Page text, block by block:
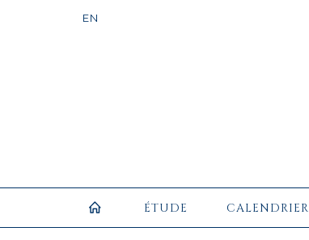
ÉTUDE CALENDRIER